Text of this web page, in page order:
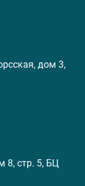
дом 3,
8, стр. 5, БЦ